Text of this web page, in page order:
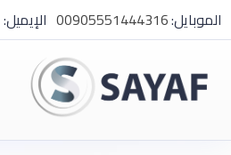
الموبايل:00905551444316 الإيميل: